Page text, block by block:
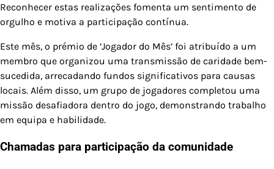
Reconhecer estas realizações fomenta um sentimento de
orgulho e motiva a participação contínua.
Este mês, o prémio de ‘Jogador do Mês’ foi atribuído a um
membro que organizou uma transmissão de caridade bem-
sucedida, arrecadando fundos significativos para causas
locais. Além disso, um grupo de jogadores completou uma
missão desafiadora dentro do jogo, demonstrando trabalho
em equipa e habilidade.
Chamadas para participação da comunidade